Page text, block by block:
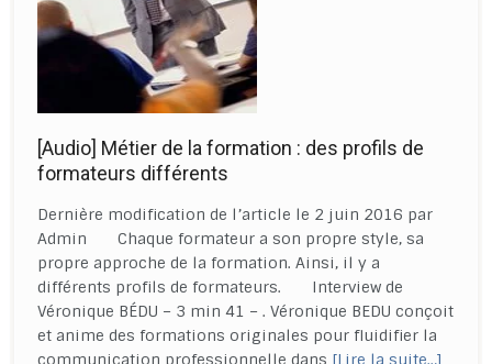
[Audio] Métier de la formation : des profils de
formateurs différents
Dernière modification de l’article le 2 juin 2016 par
Admin Chaque formateur a son propre style, sa
propre approche de la formation. Ainsi, il y a
différents profils de formateurs. Interview de
Véronique BÉDU – 3 min 41 – . Véronique BEDU conçoit
et anime des formations originales pour fluidifier la
communication professionnelle dans [Lire la suite…]